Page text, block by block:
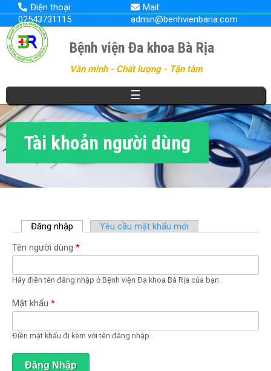
Nhảy
đến
nội
dung
Điện thoại:
02543731115
Mail:
admin@benhvienbaria.com
Bệnh viện Đa khoa Bà Rịa
Văn minh - Chất lượng - Tận tâm
☰
Tài khoản người dùng
Đăng nhập
a
b
o
đ
n
)
Yêu cầu mật khẩu mới
Tên người dùng *
Hãy điền tên đăng nhập ở Bệnh viện Đa khoa Bà Rịa của bạn.
Mật khẩu *
Điền mật khẩu đi kèm với tên đăng nhập.